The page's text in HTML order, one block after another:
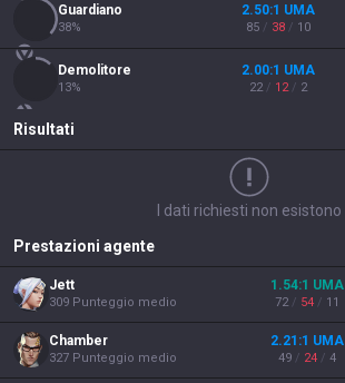
Guardiano
38%
2.50:1 UMA
85 / 38 / 10
Demolitore
13%
2.00:1 UMA
22 / 12/ 2
Risultati
I dati richiesti non esistono
Prestazioni agente
Jett
309 Punteggio medio
1.54:1 UMA
72 / 54 / 11
Chamber
327 Punteggio medio
2.21 :1 UMA
49 / 24 / 4